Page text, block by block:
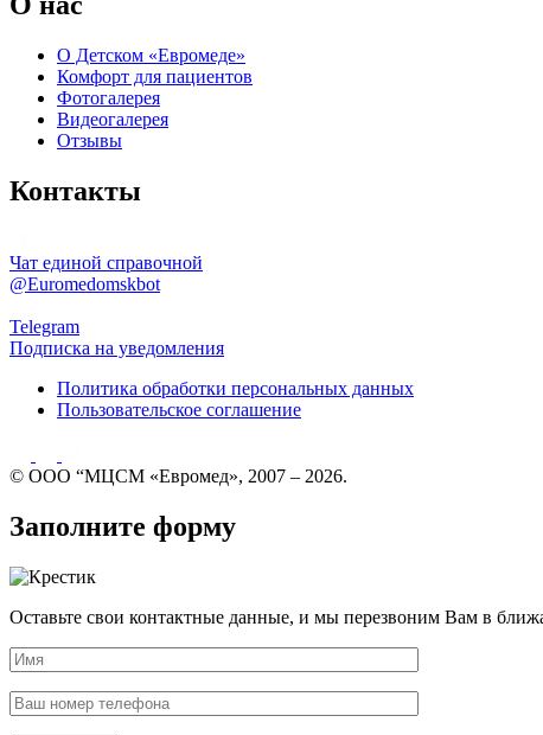
О Детском «Евромеде»
Комфорт для пациентов
Фотогалерея
Видеогалерея
Отзывы
Контакты
Чат единой справочной
@Euromedomskbot
Telegram
Подписка на уведомления
Политика обработки персональных данных
Пользовательское соглашение
© ООО “МЦСМ «Евромед», 2007 – 2026.
Заполните форму
Оставьте свои контактные данные, и мы перезвоним Вам в